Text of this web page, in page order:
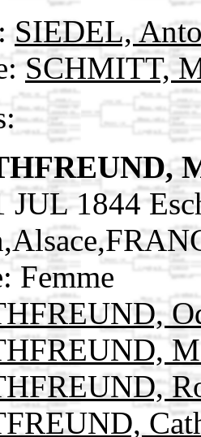
SIEDEL,
SCHMITT,
JUL 1844
Femme